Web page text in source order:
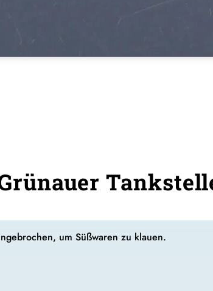
um Süßwaren zu klauen.